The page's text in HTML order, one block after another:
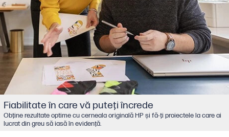
Fiabilitate în care vă puteţi încrede
Obţine rezultate optime cu cerneala originală HP şi fă-ţi proiectele la care ai
lucrat din greu să iasă în evidenţă.